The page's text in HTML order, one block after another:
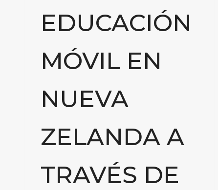
EDUCACIÓN
MÓVIL EN
NUEVA
ZELANDA A
TRAVÉS DE